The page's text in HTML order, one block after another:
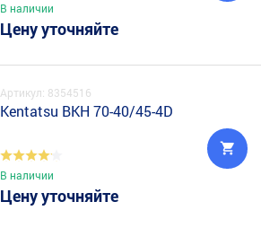
В наличии
Цену уточняйте
Артикул: 8354516
Kentatsu BKH 70-40/45-4D
В наличии
Цену уточняйте